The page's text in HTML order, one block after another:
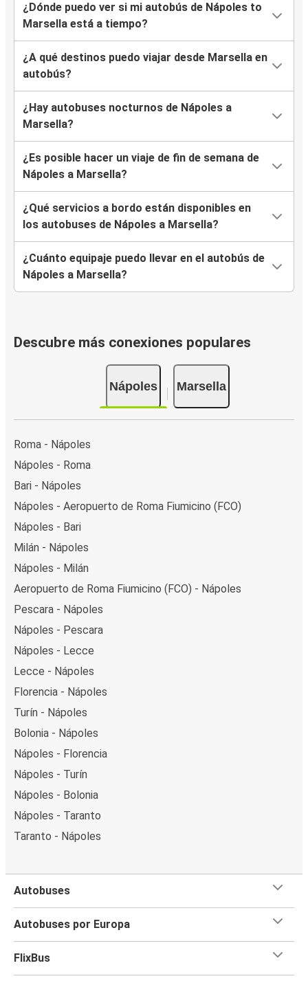
¿Dónde puedo ver si mi autobús de Nápoles to
Marsella está a tiempo?
¿A qué destinos puedo viajar desde Marsella en
autobús?
¿Hay autobuses nocturnos de Nápoles a
Marsella?
¿Es posible hacer un viaje de fin de semana de
Nápoles a Marsella?
¿Qué servicios a bordo están disponibles en
los autobuses de Nápoles a Marsella?
¿Cuánto equipaje puedo llevar en el autobús de
Nápoles a Marsella?
Descubre más conexiones populares
Nápoles Marsella
Roma - Nápoles
Nápoles - Roma
Bari - Nápoles
Nápoles - Aeropuerto de Roma Fiumicino (FCO)
Nápoles - Bari
Milán - Nápoles
Nápoles - Milán
Aeropuerto de Roma Fiumicino (FCO) - Nápoles
Pescara - Nápoles
Nápoles - Pescara
Nápoles - Lecce
Lecce - Nápoles
Florencia - Nápoles
Turín - Nápoles
Bolonia - Nápoles
Nápoles - Florencia
Nápoles - Turín
Nápoles - Bolonia
Nápoles - Taranto
Taranto - Nápoles
Autobuses
Autobuses por Europa
FlixBus